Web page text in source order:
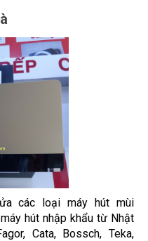
các loại máy hút mùi
hút nhập khẩu từ Nhật
Cata, Bossch, Teka,